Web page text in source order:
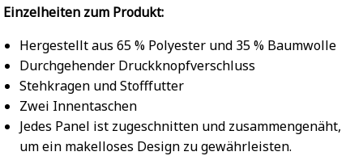
Einzelheiten zum Produkt:
Hergestellt aus 65 % Polyester und 35 % Baumwolle
Durchgehender Druckknopfverschluss
Stehkragen und Stofffutter
Zwei Innentaschen
Jedes Panel ist zugeschnitten und zusammengenäht,
um ein makelloses Design zu gewährleisten.